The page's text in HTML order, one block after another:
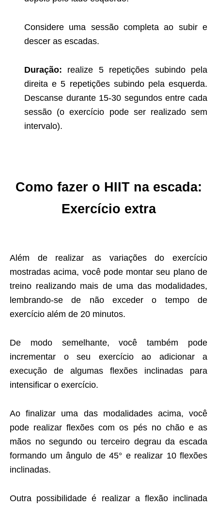
Considere uma sessão completa ao subir e
descer as escadas.
Duração: realize 5 repetições subindo pela
direita e 5 repetições subindo pela esquerda.
Descanse durante 15-30 segundos entre cada
sessão (o exercício pode ser realizado sem
intervalo).
Como fazer o HIIT na escada:
Exercício extra
Além de realizar as variações do exercício
mostradas acima, você pode montar seu plano de
treino realizando mais de uma das modalidades,
lembrando-se de não exceder o tempo de
exercício além de 20 minutos.
De modo semelhante, você também pode
incrementar o seu exercício ao adicionar a
execução de algumas flexões inclinadas para
intensificar o exercício.
Ao finalizar uma das modalidades acima, você
pode realizar flexões com os pés no chão e as
mãos no segundo ou terceiro degrau da escada
formando um ângulo de 45° e realizar 10 flexões
inclinadas.
Outra possibilidade é realizar a flexão inclinada